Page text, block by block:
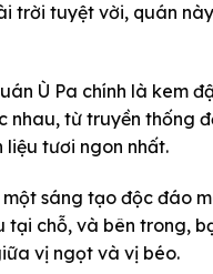
trời tuyệt vời, quán
Ù Pa chính là kem
nhau, từ truyền thống
tươi ngon nhất.
sáng tạo độc đáo
chỗ, và bên trong,
vị ngọt và vị béo.